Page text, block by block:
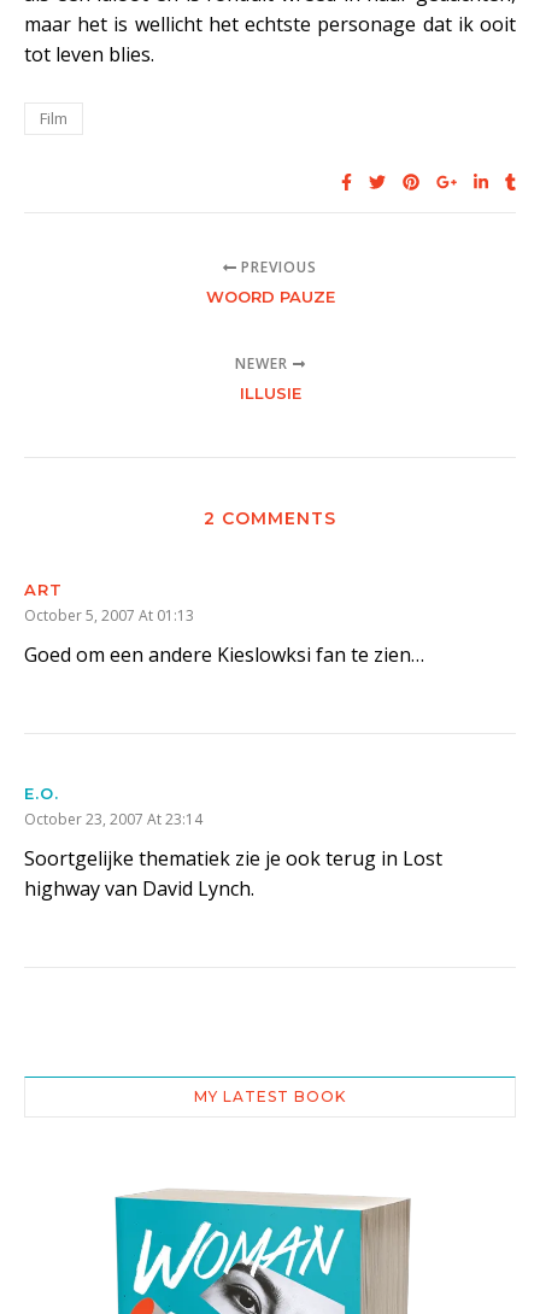
maar het is wellicht het echtste personage dat ik ooit
tot leven blies.
Film
PREVIOUS
WOORD PAUZE
NEWER
ILLUSIE
2 COMMENTS
ART
October 5, 2007 At 01:13
Goed om een andere Kieslowksi fan te zien…
E.O.
October 23, 2007 At 23:14
Soortgelijke thematiek zie je ook terug in Lost
highway van David Lynch.
MY LATEST BOOK